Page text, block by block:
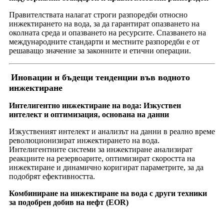
Правителствата налагат строги разпоредби относно
инжектирането на вода, за да гарантират опазването на
околната среда и опазването на ресурсите. Спазването на
международните стандарти и местните разпоредби е от
решаващо значение за законните и етични операции.
Иновации и бъдещи тенденции във водното
инжектиране
Интелигентно инжектиране на вода: Изкуствен
интелект и оптимизация, основана на данни
Изкуственият интелект и анализът на данни в реално време
революционизират инжектирането на вода.
Интелигентните системи за инжектиране анализират
реакциите на резервоарите, оптимизират скоростта на
инжектиране и динамично коригират параметрите, за да
подобрят ефективността.
Комбиниране на инжектиране на вода с други техники
за подобрен добив на нефт (EOR)